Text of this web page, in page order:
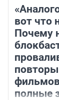
вот что
Почему
полные